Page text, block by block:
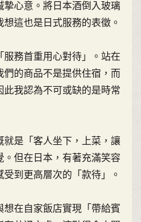
心意。將日本酒倒入玻璃
這也是日式服務的表徵。
務首重用心對待」。站在
的商品不是提供住宿，而
我認為不可或缺的是時常
是「客人坐下，上菜，讓
但在日本，有著充滿笑容
到更高層次的「款待」。
在自家飯店實現「帶給賓